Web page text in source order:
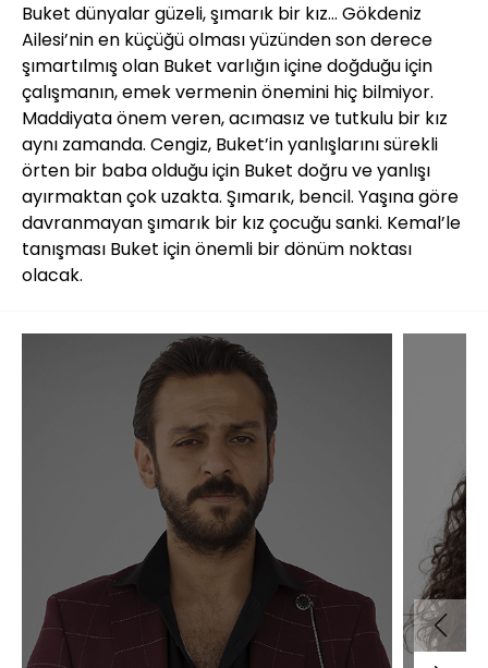
Buket dünyalar güzeli, şımarık bir kız... Gökdeniz
Ailesi’nin en küçüğü olması yüzünden son derece
şımartılmış olan Buket varlığın içine doğduğu için
çalışmanın, emek vermenin önemini hiç bilmiyor.
Maddiyata önem veren, acımasız ve tutkulu bir kız
aynı zamanda. Cengiz, Buket’in yanlışlarını sürekli
örten bir baba olduğu için Buket doğru ve yanlışı
ayırmaktan çok uzakta. Şımarık, bencil. Yaşına göre
davranmayan şımarık bir kız çocuğu sanki. Kemal’le
tanışması Buket için önemli bir dönüm noktası
olacak.